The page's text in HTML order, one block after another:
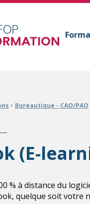
Centre de formation
› Bureautique - CAO/PAO
(E-
% à distance du
quelque soit votre